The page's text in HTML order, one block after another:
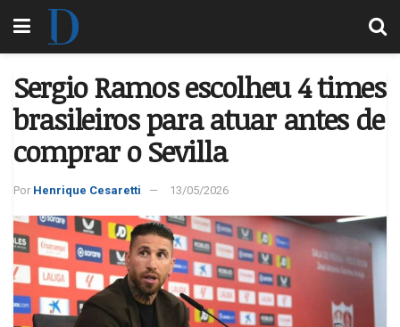
Sergio Ramos escolheu 4 times
brasileiros para atuar antes de
comprar o Sevilla
Por Henrique Cesaretti 13/05/2026